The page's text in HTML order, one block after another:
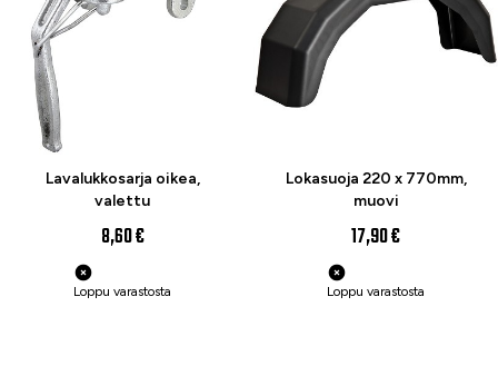
Lavalukkosarja oikea,
valettu
8,60 €
Loppu varastosta
Lokasuoja 220 x 770mm,
muovi
17,90 €
Loppu varastosta